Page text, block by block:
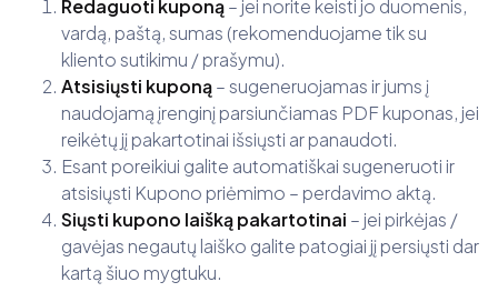
Redaguoti kuponą– jei norite keisti jo duomenis,
vardą, paštą, sumas (rekomenduojame tik su
kliento sutikimu / prašymu).
Atsisiųsti kuponą– sugeneruojamas ir jums į
naudojamą įrenginį parsiunčiamas PDF kuponas, jei
reikėtų jį pakartotinai išsiųsti ar panaudoti.
Esant poreikiui galite automatiškai sugeneruoti ir
atsisiųsti Kupono priėmimo – perdavimo aktą.
Siųsti kupono laišką pakartotinai – jei pirkėjas /
gavėjas negautų laiško galite patogiai jį persiųsti dar
kartą šiuo mygtuku.